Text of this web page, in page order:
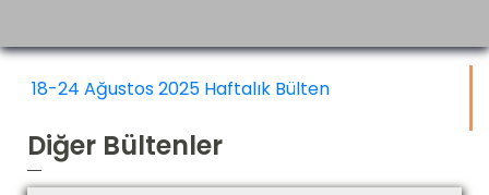
18-24 Ağustos 2025 Haftalık Bülten
Diğer Bültenler